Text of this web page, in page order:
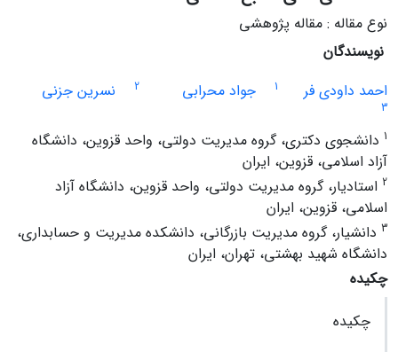
نوع مقاله : مقاله پژوهشی
نویسندگان
احمد داودی فر
1 جواد محرابی 2 نسرین جزنی
3
1 دانشجوی دکتری، گروه مدیریت دولتی، واحد قزوین، دانشگاه
آزاد اسلامی، قزوین، ایران
2 استادیار، گروه مدیریت دولتی، واحد قزوین، دانشگاه آزاد
اسلامی، قزوین، ایران
3 دانشیار، گروه مدیریت بازرگانی، دانشکده مدیریت و حسابداری،
دانشگاه شهید بهشتی، تهران، ایران
چکیده
چکیده